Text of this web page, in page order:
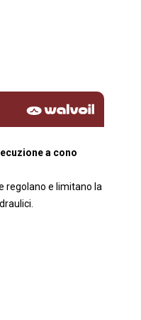
a cono
regolano e limitano la